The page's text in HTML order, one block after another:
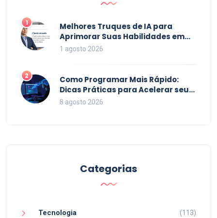
1
Melhores Truques de IA para
Aprimorar Suas Habilidades em
2026
1 agosto 2026
2
Como Programar Mais Rápido:
Dicas Práticas para Acelerar seu
Código em 2026
8 agosto 2026
Categorias
Tecnologia (113)